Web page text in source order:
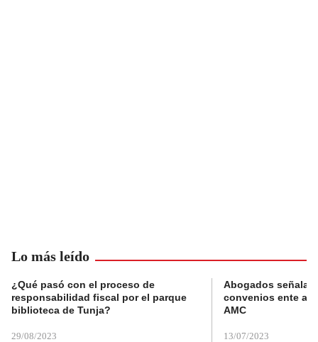
Lo más leído
¿Qué pasó con el proceso de
responsabilidad fiscal por el parque
biblioteca de Tunja?
29/08/2023
Abogados
convenios ente
AMC
13/07/2023